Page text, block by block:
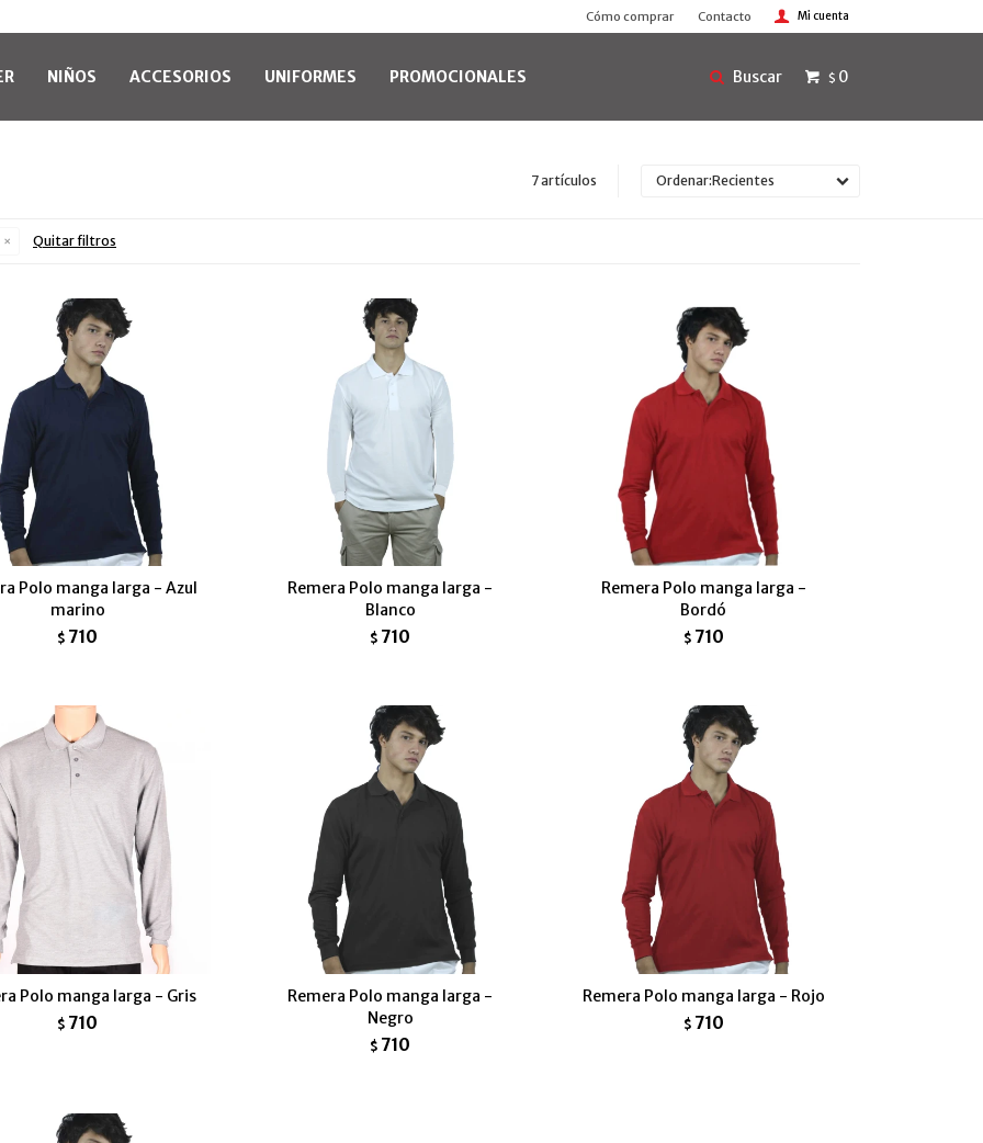
NIÑOS ACCESORIOS UNIFORMES PROMOCIONALES $ 0
Cómo comprar Contacto
7 artículos Recientes
Quitar filtros
Polo manga larga - Azul
marino
$ 710
Remera Polo manga larga -
Blanco
$ 710
Remera Polo manga larga -
Bordó
$ 710
Polo manga larga - Gris
$ 710
Remera Polo manga larga -
Negro
$ 710
Remera Polo manga larga - Rojo
$ 710